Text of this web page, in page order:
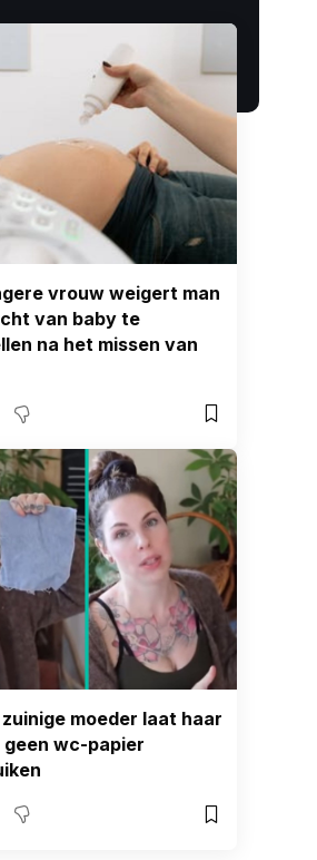
vrouw weigert man
van baby te
na het missen van
zuinige moeder laat haar
geen wc-papier